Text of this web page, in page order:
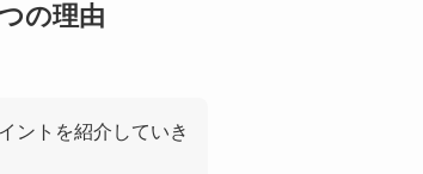
の理由
ントを紹介していき